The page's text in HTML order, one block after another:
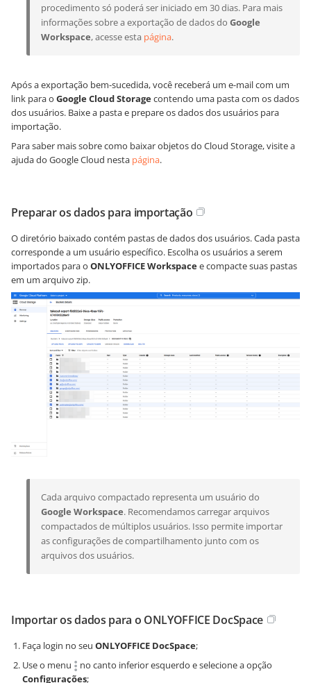
procedimento só poderá ser iniciado em 30 dias. Para mais
informações sobre a exportação de dados do Google
Workspace, acesse esta página.
Após a exportação bem-sucedida, você receberá um e-mail com um
link para o Google Cloud Storagecontendo uma pasta com os dados
dos usuários. Baixe a pasta e prepare os dados dos usuários para
importação.
Para saber mais sobre como baixar objetos do Cloud Storage, visite a
ajuda do Google Cloud nesta página.
Preparar os dados para importação
O diretório baixado contém pastas de dados dos usuários. Cada pasta
corresponde a um usuário específico. Escolha os usuários a serem
importados para o ONLYOFFICE Workspacee compacte suas pastas
em um arquivo zip.
Cada arquivo compactado representa um usuário do
Google Workspace. Recomendamos carregar arquivos
compactados de múltiplos usuários. Isso permite importar
as configurações de compartilhamento junto com os
arquivos dos usuários.
Importar os dados para o ONLYOFFICE DocSpace
Faça login no seu ONLYOFFICE DocSpace;
Use o menu
no canto inferior esquerdo e selecione a opção
Configurações;